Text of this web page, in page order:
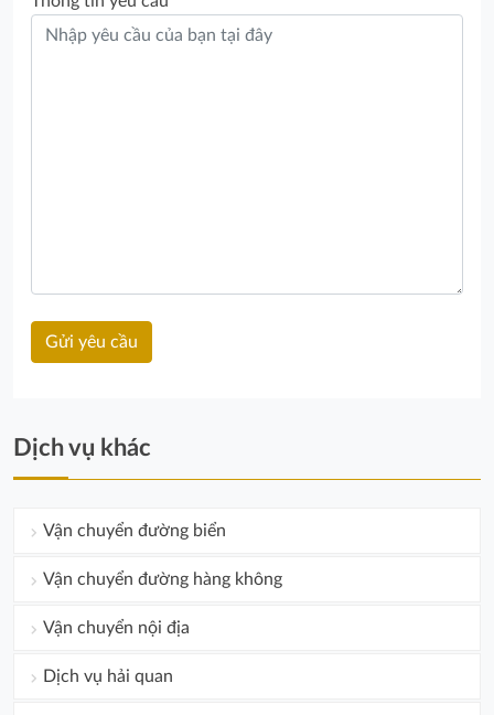
Dịch vụ khác
Vận chuyển đường biển
Vận chuyển đường hàng không
Vận chuyển nội địa
Dịch vụ hải quan